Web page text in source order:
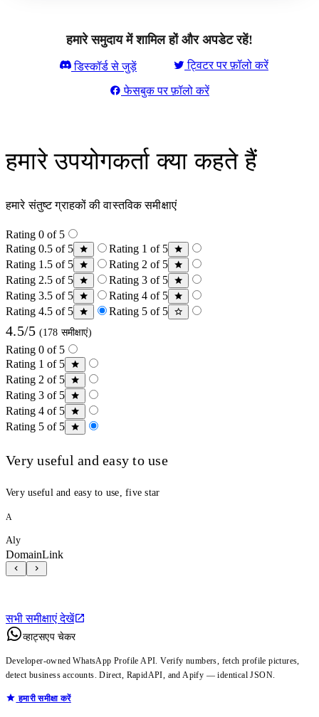
हमारे समुदाय में शामिल हों और अपडेट रहें!
डिस्कॉर्ड से जुड़ें ट्विटर पर फ़ॉलो करें
फेसबुक पर फ़ॉलो करें
हमारे उपयोगकर्ता क्या कहते हैं
हमारे संतुष्ट ग्राहकों की वास्तविक समीक्षाएं
Rating 0 of 5
Rating 0.5 of 5
Rating 1 of 5
Rating 1.5 of 5
Rating 2 of 5
Rating 2.5 of 5
Rating 3 of 5
Rating 3.5 of 5
Rating 4 of 5
Rating 4.5 of 5
Rating 5 of 5
4.5/5 (178 समीक्षाएं)
Rating 0 of 5
Rating 1 of 5
Rating 2 of 5
Rating 3 of 5
Rating 4 of 5
Rating 5 of 5
Very useful and easy to use
Very useful and easy to use, five star
A
Aly
DomainLink
सभी समीक्षाएं देखें
व्हाट्सएप चेकर
Developer-owned WhatsApp Profile API. Verify numbers, fetch profile pictures,
detect business accounts. Direct, RapidAPI, and Apify — identical JSON.
हमारी समीक्षा करें